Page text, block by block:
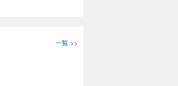
一覧 >>